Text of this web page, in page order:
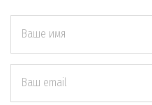
Ваше имя
Ваш email